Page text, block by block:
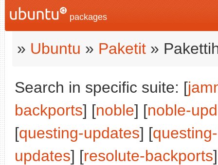
packages
» Ubuntu » Paketit »
Search in specific suite: [
backports] [noble] [noble-
[questing-updates] [
updates] [resolute-backports